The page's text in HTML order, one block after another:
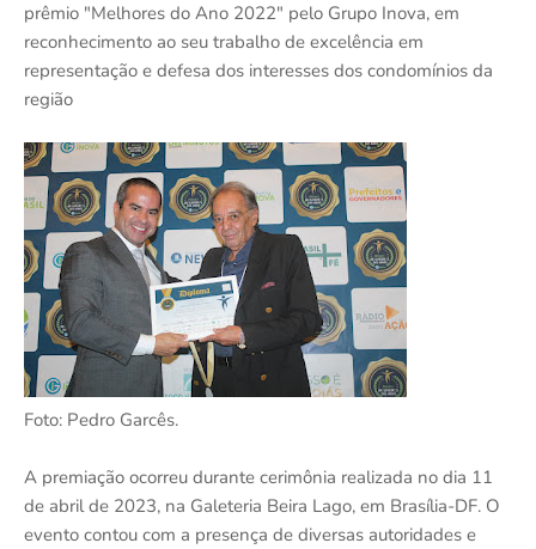
prêmio "Melhores do Ano 2022" pelo Grupo Inova, em
reconhecimento ao seu trabalho de excelência em
representação e defesa dos interesses dos condomínios da
região
Foto: Pedro Garcês.
A premiação ocorreu durante cerimônia realizada no dia 11
de abril de 2023, na Galeteria Beira Lago, em Brasília-DF. O
evento contou com a presença de diversas autoridades e